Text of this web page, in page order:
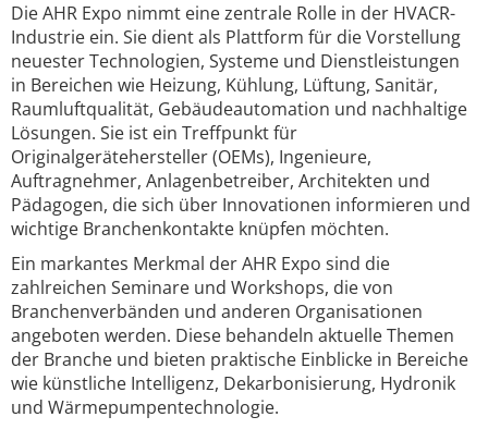
Die AHR Expo nimmt eine zentrale Rolle in der HVACR-
Industrie ein. Sie dient als Plattform für die Vorstellung
neuester Technologien, Systeme und Dienstleistungen
in Bereichen wie Heizung, Kühlung, Lüftung, Sanitär,
Raumluftqualität, Gebäudeautomation und nachhaltige
Lösungen. Sie ist ein Treffpunkt für
Originalgerätehersteller (OEMs), Ingenieure,
Auftragnehmer, Anlagenbetreiber, Architekten und
Pädagogen, die sich über Innovationen informieren und
wichtige Branchenkontakte knüpfen möchten.
Ein markantes Merkmal der AHR Expo sind die
zahlreichen Seminare und Workshops, die von
Branchenverbänden und anderen Organisationen
angeboten werden. Diese behandeln aktuelle Themen
der Branche und bieten praktische Einblicke in Bereiche
wie künstliche Intelligenz, Dekarbonisierung, Hydronik
und Wärmepumpentechnologie.